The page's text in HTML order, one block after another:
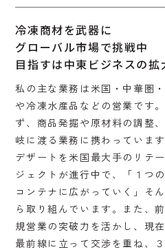
冷凍商材を武器に
グローバル市場で挑戦中
目指すは中東ビジネスの拡
私の主な業務は米国・中華圏
や冷凍水産品などの営業です
ず、商品発掘や原材料の調整
岐に渡る業務に携わっていま
デザートを米国最大手のリテ
ジェクトが進行中で、「１つ
コンテナに広がっていく」そ
ら取り組んでいます。また、
規営業の突破力を活かし、現
最前線に立って交渉を重ね、